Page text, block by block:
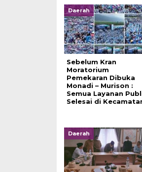
Daerah
Sebelum Kran
Moratorium
Pemekaran Dibuka
Monadi – Murison :
Semua Layanan
Selesai di
Daerah